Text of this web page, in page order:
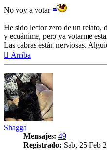
No voy a votar
He sido lector zero de un relato,
y ecuánime, pero ya votarme
Las cabras están nerviosas.
Arriba
Shagga
Mensajes: 49
Registrado: Sab, 25 Feb